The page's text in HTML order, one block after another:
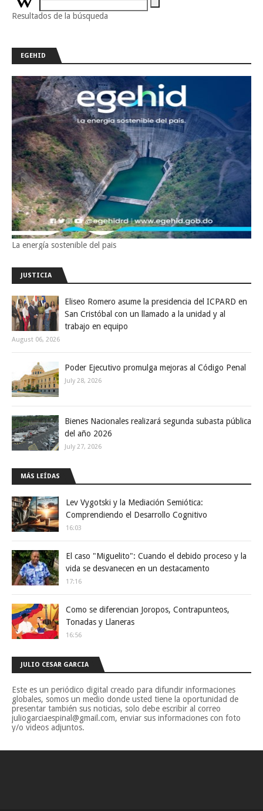
Resultados de la búsqueda
EGEHID
La energía sostenible del pais
JUSTICIA
Eliseo Romero asume la presidencia del ICPARD en
San Cristóbal con un llamado a la unidad y al
trabajo en equipo
August 06, 2026
Poder Ejecutivo promulga mejoras al Código Penal
July 28, 2026
Bienes Nacionales realizará segunda subasta pública
del año 2026
July 27, 2026
MÁS LEÍDAS
Lev Vygotski y la Mediación Semiótica:
Comprendiendo el Desarrollo Cognitivo
16:03
El caso "Miguelito": Cuando el debido proceso y la
vida se desvanecen en un destacamento
17:16
Como se diferencian Joropos, Contrapunteos,
Tonadas y Llaneras
16:56
JULIO CESAR GARCIA
Este es un periódico digital creado para difundir informaciones
globales, somos un medio donde usted tiene la oportunidad de
presentar también sus noticias, solo debe escribir al correo
juliogarciaespinal@gmail.com, enviar sus informaciones con foto
y/o videos adjuntos.